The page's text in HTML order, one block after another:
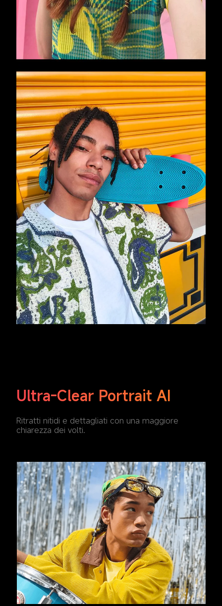
Ultra-Clear Portrait AI
Ritratti nitidi e dettagliati con una maggiore
chiarezza dei volti.